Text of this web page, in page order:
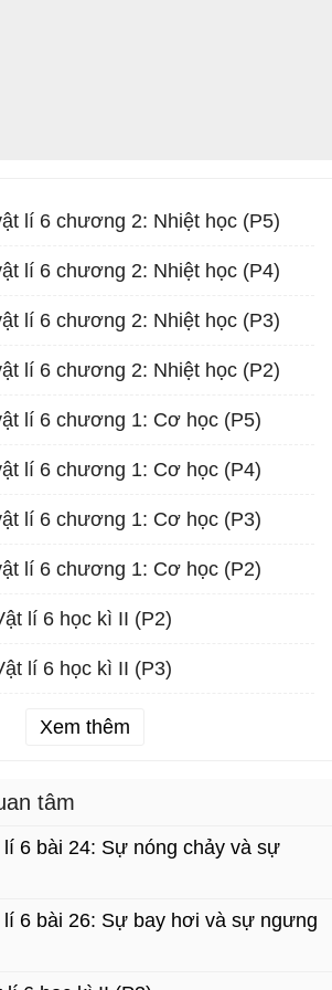
lí 6 chương 2: Nhiệt học (P5)
lí 6 chương 2: Nhiệt học (P4)
lí 6 chương 2: Nhiệt học (P3)
lí 6 chương 2: Nhiệt học (P2)
lí 6 chương 1: Cơ học (P5)
lí 6 chương 1: Cơ học (P4)
lí 6 chương 1: Cơ học (P3)
lí 6 chương 1: Cơ học (P2)
lí 6 học kì II (P2)
lí 6 học kì II (P3)
Xem thêm
tâm
lí 6 bài 24: Sự nóng chảy và sự
lí 6 bài 26: Sự bay hơi và sự ngưng